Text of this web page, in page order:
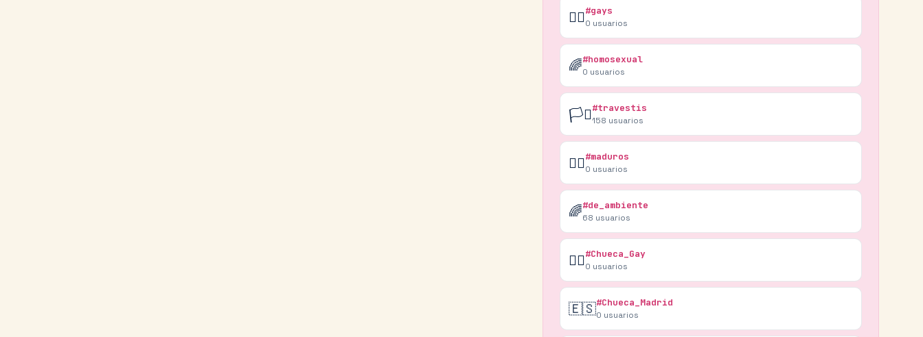
🏳️‍🌈#gays
0 usuarios
🌈#homosexual
0 usuarios
🏳️‍⚧️#travestis
158 usuarios
🏳️‍🌈#maduros
0 usuarios
🌈#de_ambiente
68 usuarios
🏳️‍🌈#Chueca_Gay
0 usuarios
🇪🇸#Chueca_Madrid
0 usuarios